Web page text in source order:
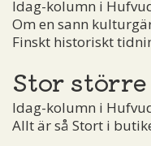
Idag-kolumn i
Om en sann
Finskt historiskt
Stor större
Idag-kolumn i
Allt är så Stort i